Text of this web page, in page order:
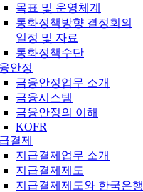
목표 및 운영체계
통화정책방향 결정회의
일정 및 자료
통화정책수단
안정
금융안정업무 소개
금융시스템
금융안정의 이해
KOFR
결제
지급결제업무 소개
지급결제제도
지급결제제도와 한국은행